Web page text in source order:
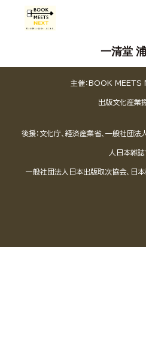
一清堂
主催：BOOK MEETS
出版文化産業
後援：文化庁、経済産業省、一般社団
人日本雑
一般社団法人日本出版取次協会、日